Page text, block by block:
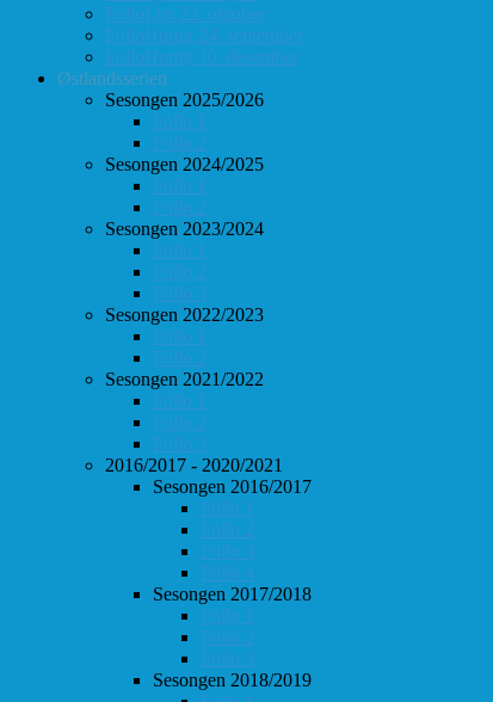
FolloLyn 22. oktober
FolloHurtig 24. september
FolloHurtig 10. desember
Østlandsserien
Sesongen 2025/2026
Follo 1
Follo 2
Sesongen 2024/2025
Follo 1
Follo 2
Sesongen 2023/2024
Follo 1
Follo 2
Follo 3
Sesongen 2022/2023
Follo 1
Follo 2
Sesongen 2021/2022
Follo 1
Follo 2
Follo 3
2016/2017 - 2020/2021
Sesongen 2016/2017
Follo 1
Follo 2
Follo 3
Follo 4
Sesongen 2017/2018
Follo 1
Follo 2
Follo 3
Sesongen 2018/2019